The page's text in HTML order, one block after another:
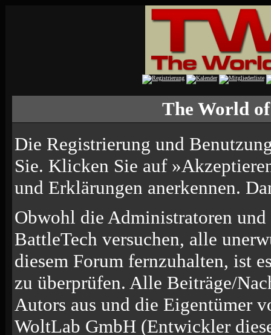
The World
Die Registrierung und
Sie. Klicken Sie auf
und Erklärungen anerkennen.
Obwohl die Administratoren
BattleTech versuchen, alle
diesem Forum fernzuhalten, ist
zu überprüfen. Alle Beiträge/
Autors aus und die Eigentümer
WoltLab GmbH (Entwickler